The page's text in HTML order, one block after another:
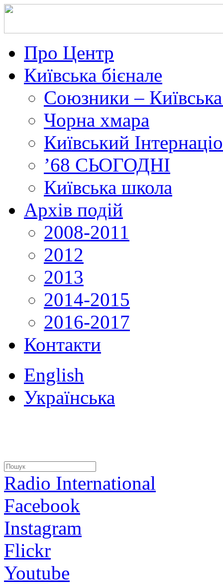
Про Центр
Київська бієнале
Союзники –
Чорна хмара
Київський
’68 СЬОГОДНІ
Київська школа
Архів подій
2008-2011
2012
2013
2014-2015
2016-2017
Контакти
English
Українська
Radio International
Facebook
Instagram
Flickr
Youtube